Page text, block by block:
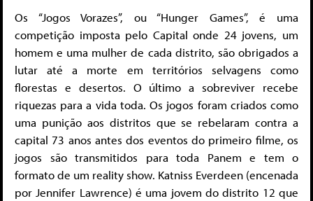
Os “Jogos Vorazes”, ou “Hunger Games”, é uma
competição imposta pelo Capital onde 24 jovens, um
homem e uma mulher de cada distrito, são obrigados a
lutar até a morte em territórios selvagens como
florestas e desertos. O último a sobreviver recebe
riquezas para a vida toda. Os jogos foram criados como
uma punição aos distritos que se rebelaram contra a
capital 73 anos antes dos eventos do primeiro filme, os
jogos são transmitidos para toda Panem e tem o
formato de um reality show. Katniss Everdeen (encenada
por Jennifer Lawrence) é uma jovem do distrito 12 que